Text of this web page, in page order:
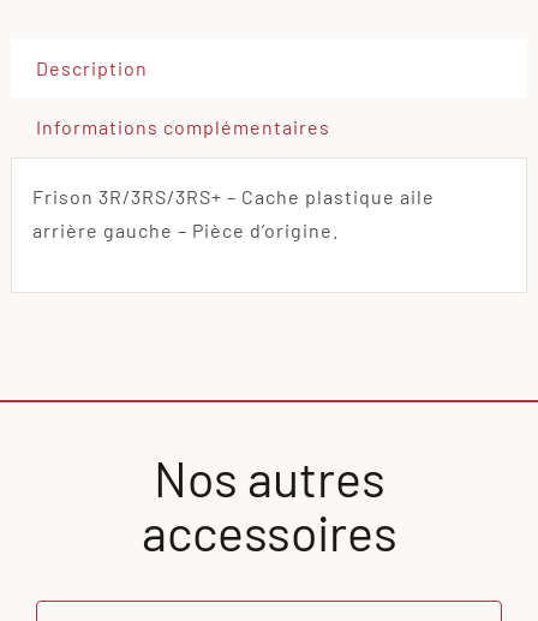
Description
Informations complémentaires
Frison 3R/3RS/3RS+ – Cache plastique aile
arrière gauche – Pièce d’origine.
Nos autres
accessoires